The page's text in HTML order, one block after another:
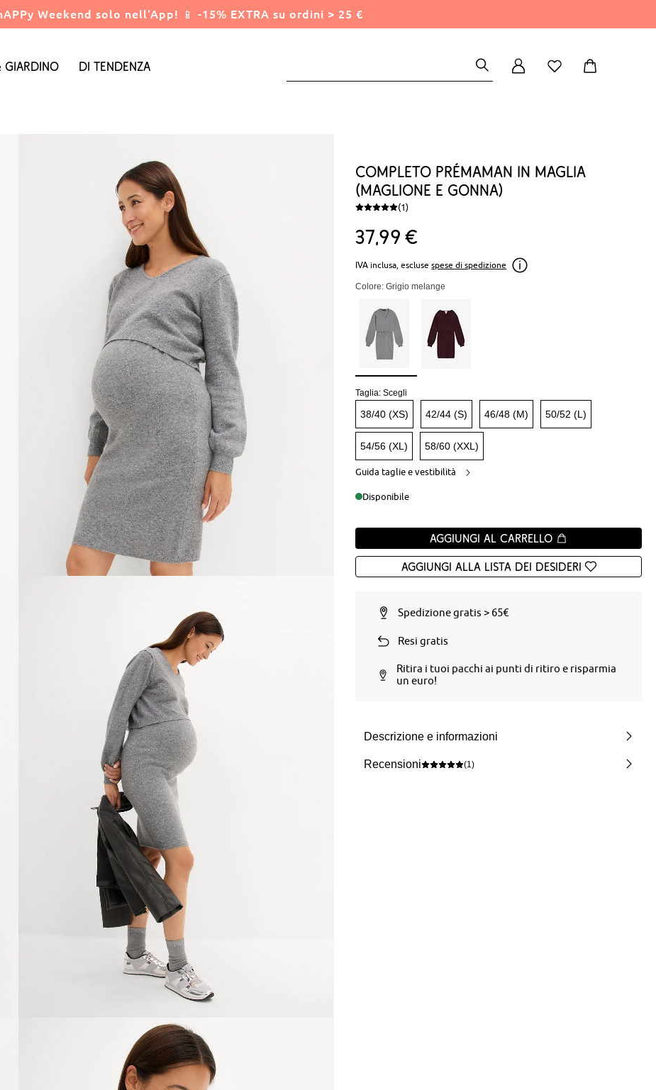
Weekend solo nell'App! 📱 -15% EXTRA su ordini > 25 €
Giardino Di tendenza
Completo prémaman in maglia
(maglione e gonna)
(1)
37 99 €
IVA inclusa, escluse spese di spedizione
Colore: Grigio melange
Taglia:Scegli
38/40 (XS) 42/44 (S) 46/48 (M) 50/52 (L)
54/56 (XL) 58/60 (XXL)
Guida taglie e vestibilità
Disponibile
Aggiungi al carrello
Aggiungi alla Lista dei desideri
Spedizione gratis > 65€
Resi gratis
Ritira i tuoi pacchi ai punti di ritiro e risparmia
un euro!
Descrizione e informazioni
Recensioni (1)